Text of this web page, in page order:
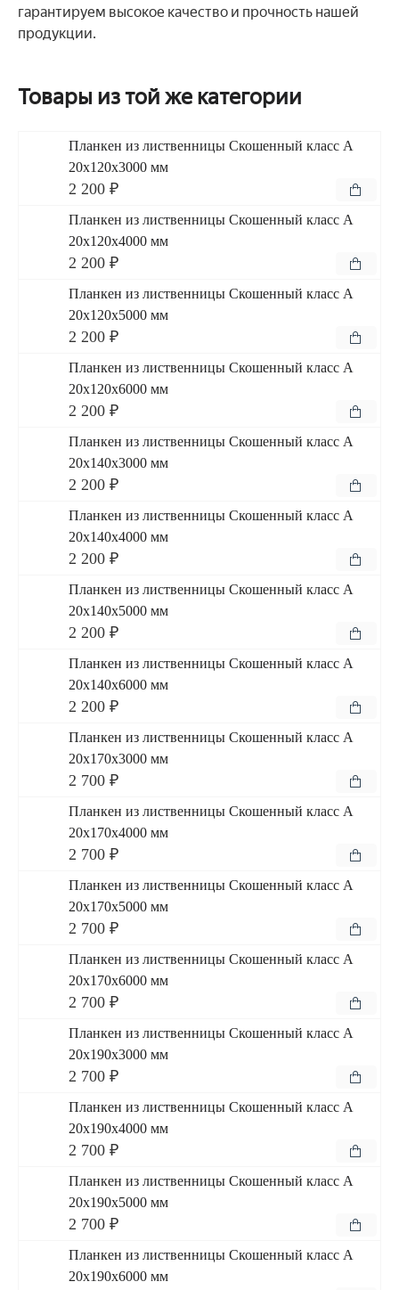
гарантируем высокое качество и прочность нашей
продукции.
Товары из той же категории
Планкен из лиственницы Скошенный класс А
20x120x3000 мм
2 200 ₽
Планкен из лиственницы Скошенный класс А
20x120x4000 мм
2 200 ₽
Планкен из лиственницы Скошенный класс А
20x120x5000 мм
2 200 ₽
Планкен из лиственницы Скошенный класс А
20x120x6000 мм
2 200 ₽
Планкен из лиственницы Скошенный класс А
20x140x3000 мм
2 200 ₽
Планкен из лиственницы Скошенный класс А
20x140x4000 мм
2 200 ₽
Планкен из лиственницы Скошенный класс А
20x140x5000 мм
2 200 ₽
Планкен из лиственницы Скошенный класс А
20x140x6000 мм
2 200 ₽
Планкен из лиственницы Скошенный класс А
20x170x3000 мм
2 700 ₽
Планкен из лиственницы Скошенный класс А
20x170x4000 мм
2 700 ₽
Планкен из лиственницы Скошенный класс А
20x170x5000 мм
2 700 ₽
Планкен из лиственницы Скошенный класс А
20x170x6000 мм
2 700 ₽
Планкен из лиственницы Скошенный класс А
20x190x3000 мм
2 700 ₽
Планкен из лиственницы Скошенный класс А
20x190x4000 мм
2 700 ₽
Планкен из лиственницы Скошенный класс А
20x190x5000 мм
2 700 ₽
Планкен из лиственницы Скошенный класс А
20x190x6000 мм